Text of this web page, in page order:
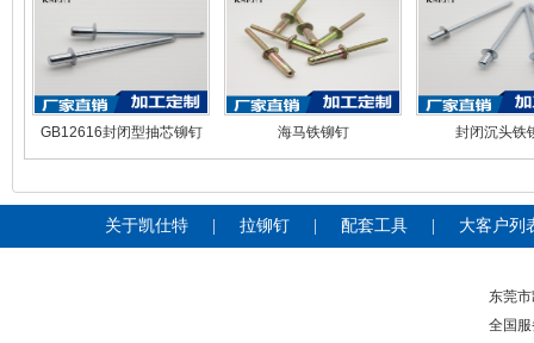
GB12616封闭型抽芯铆钉 海马铁铆钉 封闭沉头铁
关于凯仕特 拉铆钉 配套工具 大客户列
东莞
全国